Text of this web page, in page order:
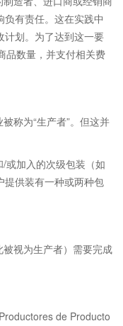
有责任。这在实践中
计划。为了达到这一要
品数量，并支付相关费
称为“生产者”。但这并
或加入的次级包装（如
提供装有一种或两种包
视为生产者）需要完成
de Producto